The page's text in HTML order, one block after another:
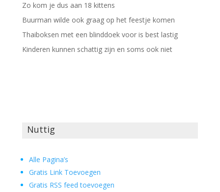
Zo kom je dus aan 18 kittens
Buurman wilde ook graag op het feestje komen
Thaiboksen met een blinddoek voor is best lastig
Kinderen kunnen schattig zijn en soms ook niet
Nuttig
Alle Pagina’s
Gratis Link Toevoegen
Gratis RSS feed toevoegen